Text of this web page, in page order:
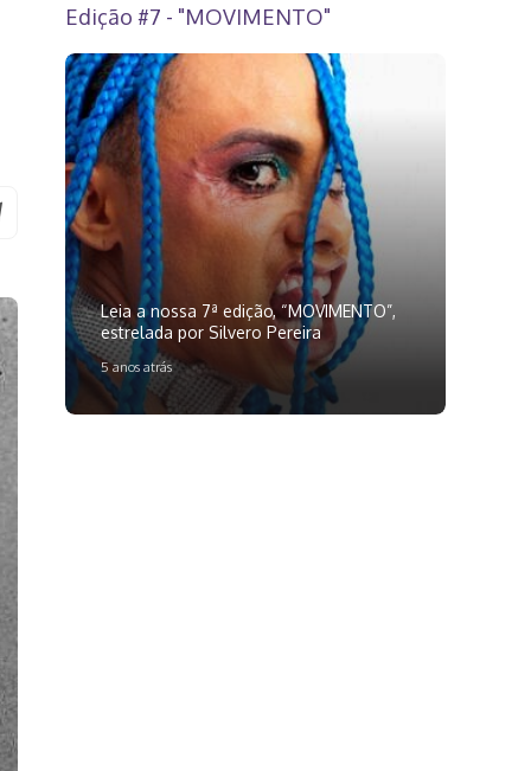
Edição #7 - "MOVIMENTO"
Leia a nossa 7ª edição, “MOVIMENTO”,
estrelada por Silvero Pereira
5 anos atrás